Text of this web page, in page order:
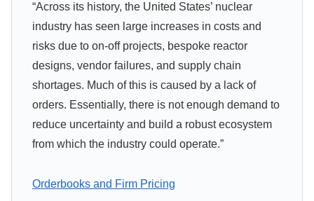
“Across its history, the United States’ nuclear
industry has seen large increases in costs and
risks due to on-off projects, bespoke reactor
designs, vendor failures, and supply chain
shortages. Much of this is caused by a lack of
orders. Essentially, there is not enough demand to
reduce uncertainty and build a robust ecosystem
from which the industry could operate.”
Orderbooks and Firm Pricing